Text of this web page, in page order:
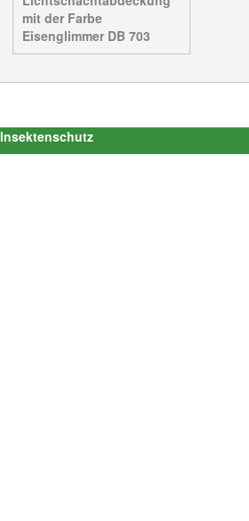
mit der Farbe
Eisenglimmer DB 703